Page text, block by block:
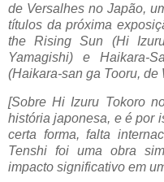
de Versalhes no Japão,
títulos da próxima
the Rising Sun (Hi
Yamagishi) e Haikara-
(Haikara-san ga Tooru, de
[Sobre Hi Izuru Tokoro
história japonesa, e é por
certa forma, falta
Tenshi foi uma obra
impacto significativo em